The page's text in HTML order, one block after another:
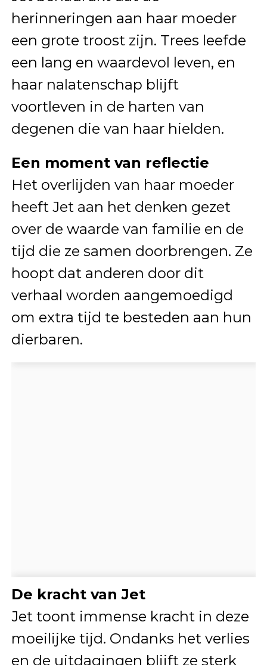
herinneringen aan haar moeder
een grote troost zijn. Trees leefde
een lang en waardevol leven, en
haar nalatenschap blijft
voortleven in de harten van
degenen die van haar hielden.
Een moment van reflectie
Het overlijden van haar moeder
heeft Jet aan het denken gezet
over de waarde van familie en de
tijd die ze samen doorbrengen. Ze
hoopt dat anderen door dit
verhaal worden aangemoedigd
om extra tijd te besteden aan hun
dierbaren.
De kracht van Jet
Jet toont immense kracht in deze
moeilijke tijd. Ondanks het verlies
en de uitdagingen blijft ze sterk